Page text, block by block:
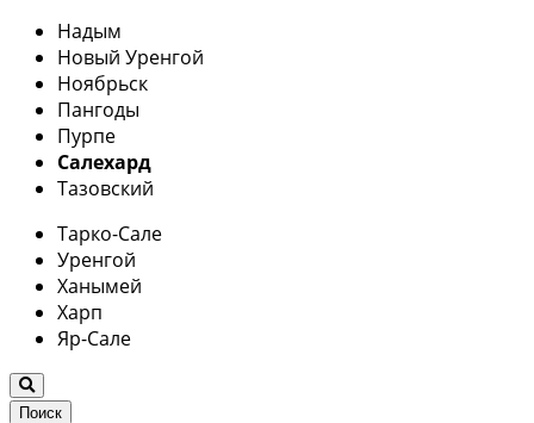
Надым
Новый Уренгой
Ноябрьск
Пангоды
Пурпе
Салехард
Тазовский
Тарко-Сале
Уренгой
Ханымей
Харп
Яр-Сале
Поиск